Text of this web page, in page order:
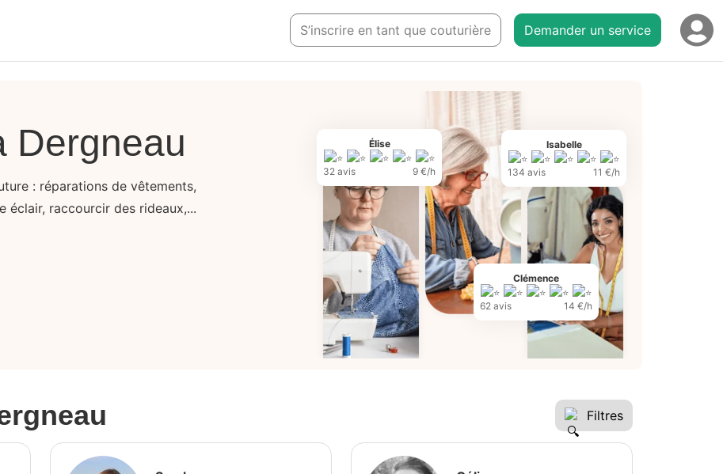
S’inscrire en tant que couturière Demander un service
Élise
32 avis 9 €/h
Clémence
62 avis 14 €/h
Isabelle
134 avis 11 €/h
Dergneau
: réparations de vêtements,
éclair, raccourcir des rideaux,...
Filtres